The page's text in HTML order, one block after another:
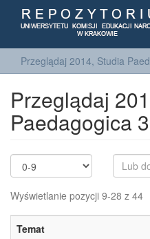
Przeglądaj 2014, Studia
Przeglądaj
Paedagogica
Wyświetlanie pozycji 9-28 z 44
Temat